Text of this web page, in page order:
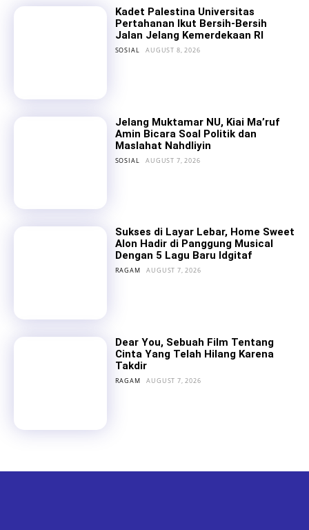
Kadet Palestina Universitas
Pertahanan Ikut Bersih-Bersih
Jalan Jelang Kemerdekaan RI
SOSIAL AUGUST 8, 2026
Jelang Muktamar NU, Kiai Ma’ruf
Amin Bicara Soal Politik dan
Maslahat Nahdliyin
SOSIAL AUGUST 7, 2026
Sukses di Layar Lebar, Home Sweet
Alon Hadir di Panggung Musical
Dengan 5 Lagu Baru Idgitaf
RAGAM AUGUST 7, 2026
Dear You, Sebuah Film Tentang
Cinta Yang Telah Hilang Karena
Takdir
RAGAM AUGUST 7, 2026